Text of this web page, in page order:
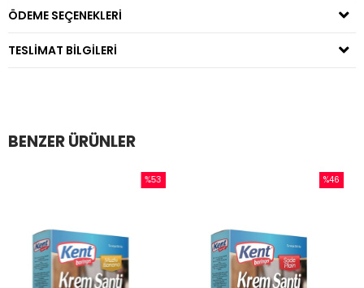
ÖDEME SEÇENEKLERI
TESLIMAT BILGILERI
BENZER ÜRÜNLER